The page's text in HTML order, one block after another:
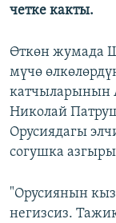
четке какты.
Өткөн жумада
мүчө
катчыларынын
Николай
Орусиядагы
согушка
"Орусиянын
негизсиз.